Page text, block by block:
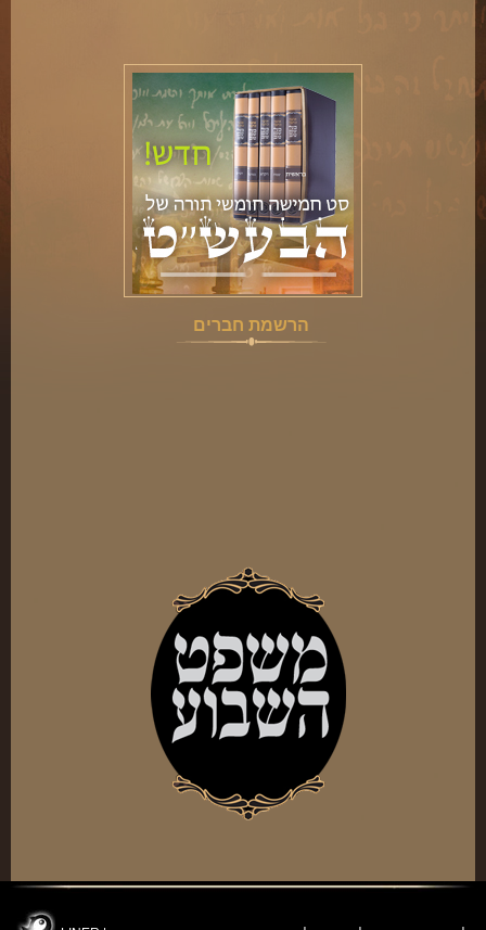
הרשמת חברים